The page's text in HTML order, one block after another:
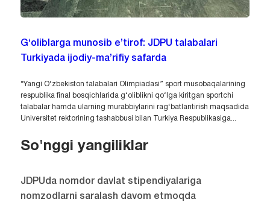
G‘oliblarga munosib e’tirof: JDPU talabalari
Turkiyada ijodiy-ma’rifiy safarda
“Yangi O‘zbekiston talabalari Olimpiadasi” sport musobaqalarining
respublika final bosqichlarida g‘oliblikni qo‘lga kiritgan sportchi
talabalar hamda ularning murabbiylarini rag‘batlantirish maqsadida
Universitet rektorining tashabbusi bilan Turkiya Respublikasiga...
So'nggi yangiliklar
JDPUda nomdor davlat stipendiyalariga
nomzodlarni saralash davom etmoqda